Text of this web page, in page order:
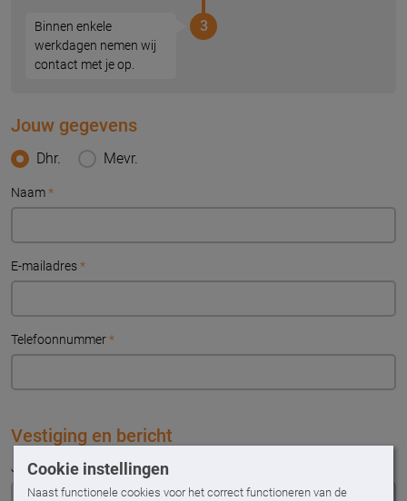
Cookie instellingen
Naast functionele cookies voor het correct functioneren van de
Jouw gegevens
Dhr. Mevr.
Naam*
E-mailadres*
Telefoonnummer*
Vestiging en bericht
Jouw bericht*
Binnen enkele
werkdagen nemen wij
contact met je op.
3